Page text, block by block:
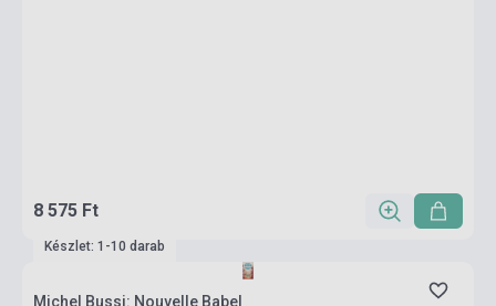
8 575 Ft
Készlet: 1-10 darab
Michel Bussi: Nouvelle Babel